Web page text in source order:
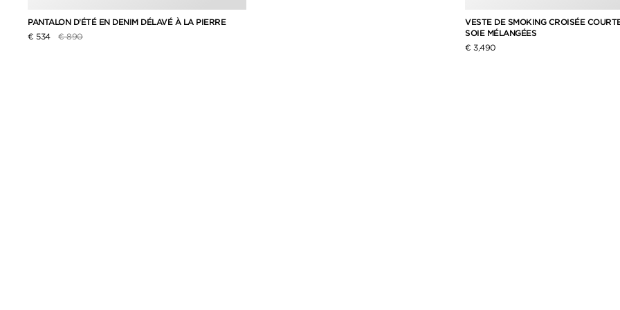
PANTALON D’ÉTÉ EN DENIM DÉLAVÉ À LA PIERRE
€ 534
Prix réduit de
€ 890à
VESTE DE SMOKING CROISÉE
SOIE MÉLANGÉES
€ 3,490